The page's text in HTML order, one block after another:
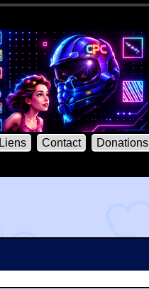
Liens Contact Donations